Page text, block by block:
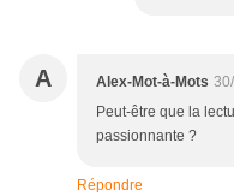
A Alex-Mot-à-Mots
Peut-être que la
passionnante ?
Répondre